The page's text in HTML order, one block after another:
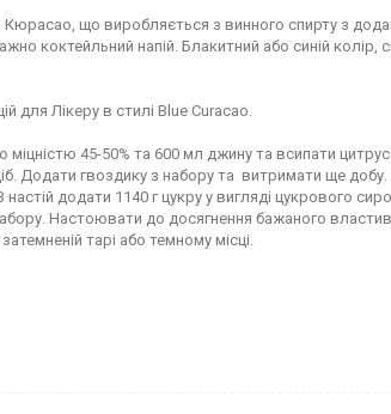
що виробляється з винного спирту з
коктейльний напій. Блакитний або синій
для Лікеру в стилі Blue Curacao.
45-50% та 600 мл джину та всипати
Додати гвоздику з набору та витримати ще добу.
додати 1140 г цукру у вигляді цукрового
Настоювати до досягнення бажаного
тарі або темному місці.